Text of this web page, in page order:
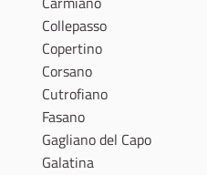
Collepasso
Copertino
Corsano
Cutrofiano
Fasano
Gagliano del Capo
Galatina